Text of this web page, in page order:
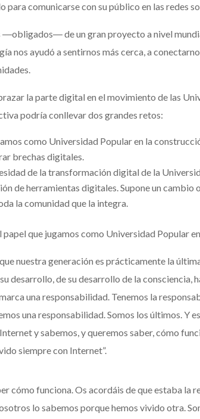
para comunicarse con su público en las redes
de un gran proyecto a nivel
nos ayudó a sentirnos más cerca, a
la parte digital en el movimiento de las
podría conllevar dos grandes retos:
como Universidad Popular en la
brechas digitales.
de la transformación digital de la
de herramientas digitales. Supone un
la comunidad que la integra.
que jugamos como Universidad Popular
nuestra generación es prácticamente la
desarrollo, de su desarrollo de la consciencia,
una responsabilidad. Tenemos la
una responsabilidad. Somos los últimos.
y sabemos, y queremos saber, cómo
siempre con Internet”.
cómo funciona. Os acordáis de que estaba la
lo sabemos porque hemos vivido otra.